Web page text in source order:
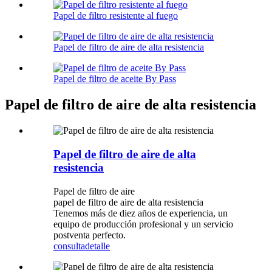
Papel de filtro resistente al fuego
Papel de filtro de aire de alta resistencia
Papel de filtro de aceite By Pass
Papel de filtro de aire de alta resistencia
Papel de filtro de aire de alta
resistencia
Papel de filtro de aire
papel de filtro de aire de alta resistencia
Tenemos más de diez años de experiencia, un
equipo de producción profesional y un servicio
postventa perfecto.
consultadetalle